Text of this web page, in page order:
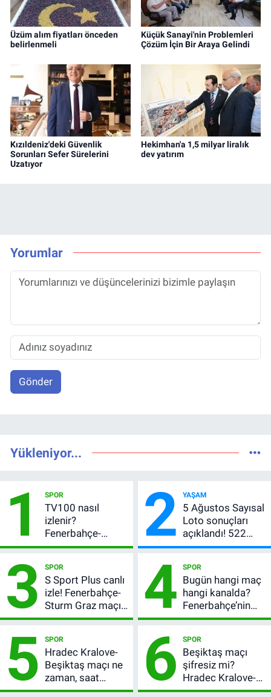
Üzüm alım fiyatları önceden
belirlenmeli
Küçük Sanayi'nin Problemleri
Çözüm İçin Bir Araya Gelindi
Kızıldeniz'deki Güvenlik
Sorunları Sefer Sürelerini
Uzatıyor
Hekimhan'a 1,5 milyar liralık
dev yatırım
Yorumlar
Gönder
Yükleniyor...
1 SPOR
TV100 nasıl
izlenir?
Fenerbahçe-
Sturm Graz maçı
bilgileri
2 YAŞAM
5 Ağustos Sayısal
Loto sonuçları
açıklandı! 522
milyon TL devretti
3 SPOR
S Sport Plus canlı
izle! Fenerbahçe-
Sturm Graz maçı
nasıl izlenir?
4 SPOR
Bugün hangi maç
hangi kanalda?
Fenerbahçe’nin
Avrupa sınavı
yayınlanacak
5 SPOR
Hradec Kralove-
Beşiktaş maçı ne
zaman, saat
kaçta? Şifresiz
6 SPOR
Beşiktaş maçı
şifresiz mi?
Hradec Kralove-
Beşiktaş hangi